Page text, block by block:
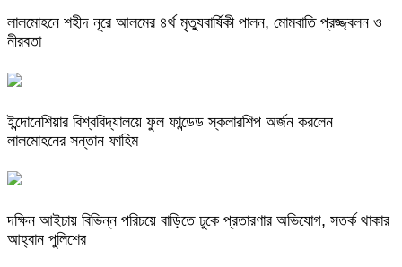
লালমোহনে শহীদ নূরে আলমের ৪র্থ মৃত্যুবার্ষিকী পালন, মোমবাতি প্রজ্জ্বলন ও
নীরবতা
ইন্দোনেশিয়ার বিশ্ববিদ্যালয়ে ফুল ফান্ডেড স্কলারশিপ অর্জন করলেন
লালমোহনের সন্তান ফাহিম
দক্ষিন আইচায় ‎বিভিন্ন পরিচয়ে বাড়িতে ঢুকে প্রতারণার অভিযোগ, সতর্ক থাকার
আহ্বান পুলিশের